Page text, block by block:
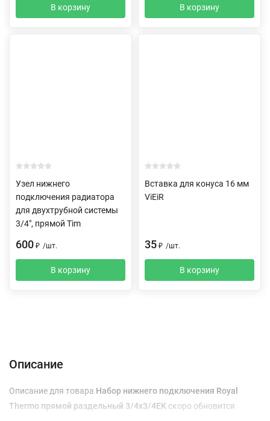
В корзину В корзину
Узел нижнего
подключения радиатора
для двухтрубной системы
3/4", прямой Tim
600 ₽ /шт.
В корзину
Вставка для конуса 16 мм
ViEiR
35 ₽ /шт.
В корзину
Описание
Описание для товара Набор нижнего подключения Royal
Thermo прямой раздельный 3/4х3/4ЕК скоро обновится